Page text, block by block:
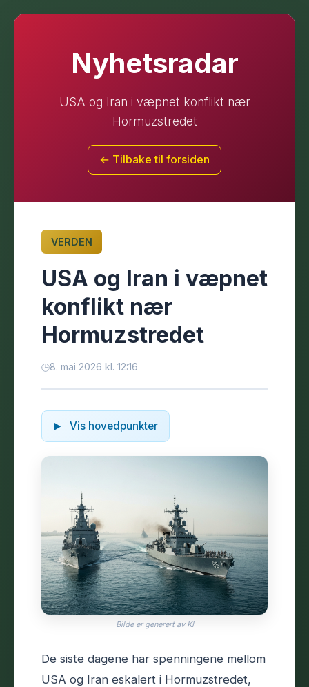
Nyhetsradar
USA og Iran i væpnet konflikt nær
Hormuzstredet
← Tilbake til forsiden
VERDEN
USA og Iran i væpnet
konflikt nær
Hormuzstredet
8. mai 2026 kl. 12:16
Vis hovedpunkter
Bilde er generert av KI
De siste dagene har spenningene mellom
USA og Iran eskalert i Hormuzstredet,